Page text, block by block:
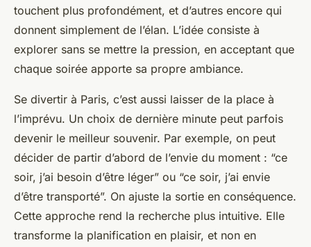
touchent plus profondément, et d’autres encore qui
donnent simplement de l’élan. L’idée consiste à
explorer sans se mettre la pression, en acceptant que
chaque soirée apporte sa propre ambiance.
Se divertir à Paris, c’est aussi laisser de la place à
l’imprévu. Un choix de dernière minute peut parfois
devenir le meilleur souvenir. Par exemple, on peut
décider de partir d’abord de l’envie du moment : “ce
soir, j’ai besoin d’être léger” ou “ce soir, j’ai envie
d’être transporté”. On ajuste la sortie en conséquence.
Cette approche rend la recherche plus intuitive. Elle
transforme la planification en plaisir, et non en